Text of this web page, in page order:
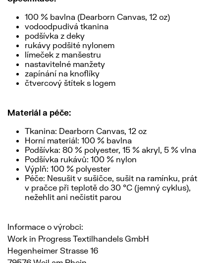
100 % bavlna (Dearborn Canvas, 12 oz)
vodoodpudivá tkanina
podšívka z deky
rukávy podšité nylonem
límeček z manšestru
nastavitelné manžety
zapínání na knoflíky
čtvercový štítek s logem
Materiál a péče:
Tkanina: Dearborn Canvas, 12 oz
Horní materiál: 100 % bavlna
Podšívka: 80 % polyester, 15 % akryl, 5 % vlna
Podšívka rukávů: 100 % nylon
Výplň: 100 % polyester
Péče: Nesušit v sušičce, sušit na ramínku, prát
v pračce při teplotě do 30 °C (jemný cyklus),
nežehlit ani nečistit parou
Informace o výrobci:
Work in Progress Textilhandels GmbH
Hegenheimer Strasse 16